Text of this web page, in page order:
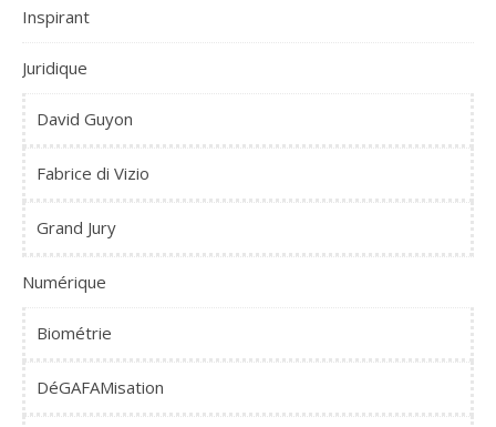
Inspirant
Juridique
David Guyon
Fabrice di Vizio
Grand Jury
Numérique
Biométrie
DéGAFAMisation